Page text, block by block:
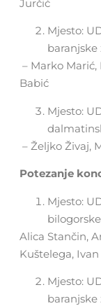
Jurčić
Mjesto:
– Marko
Babić
Mjesto:
– Željko Živaj,
Potezanje
Mjesto:
Alica Stančin,
Kuštelega,
Mjesto: